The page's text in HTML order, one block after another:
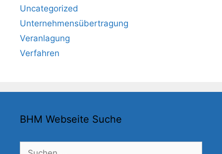
Uncategorized
Unternehmensübertragung
Veranlagung
Verfahren
BHM Webseite Suche
Suchen